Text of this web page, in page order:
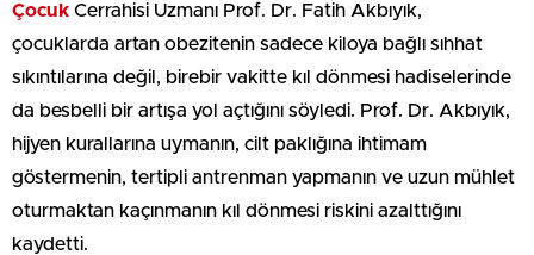
Çocuk Cerrahisi Uzmanı Prof. Dr. Fatih Akbıyık,
çocuklarda artan obezitenin sadece kiloya bağlı sıhhat
sıkıntılarına değil, birebir vakitte kıl dönmesi hadiselerinde
da besbelli bir artışa yol açtığını söyledi. Prof. Dr. Akbıyık,
hijyen kurallarına uymanın, cilt paklığına ihtimam
göstermenin, tertipli antrenman yapmanın ve uzun mühlet
oturmaktan kaçınmanın kıl dönmesi riskini azalttığını
kaydetti.